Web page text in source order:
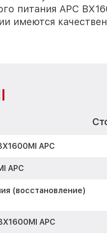
питания APC
имеются
APC
APC
(восстановление)
APC